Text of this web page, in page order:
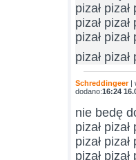
pizał pizał
pizał pizał
pizał pizał
pizał pizał
Schreddingeer|
dodano:16:24
nie bedę
pizał pizał
pizał pizał
pizał pizał